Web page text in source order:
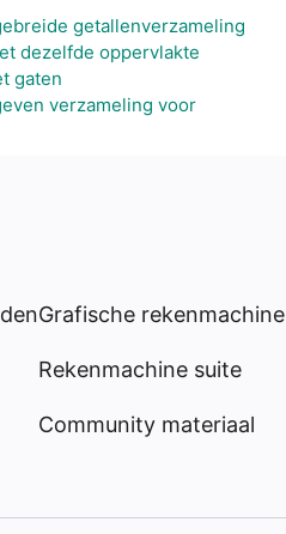
getallenverzameling
dezelfde oppervlakte
gaten
verzameling voor
Grafische rekenmachine
Rekenmachine suite
Community materiaal